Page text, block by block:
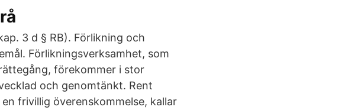
3 d § RB). Förlikning och
Förlikningsverksamhet, som
förekommer i stor
och genomtänkt. Rent
frivillig överenskommelse, kallar